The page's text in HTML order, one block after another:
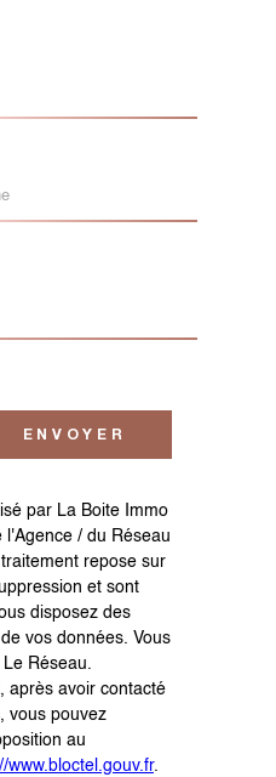
ENVOYER
par La Boite Immo
/ du Réseau
repose sur
et sont
disposez des
vos données. Vous
Réseau.
après avoir contacté
vous pouvez
au
www.bloctel.gouv.fr.